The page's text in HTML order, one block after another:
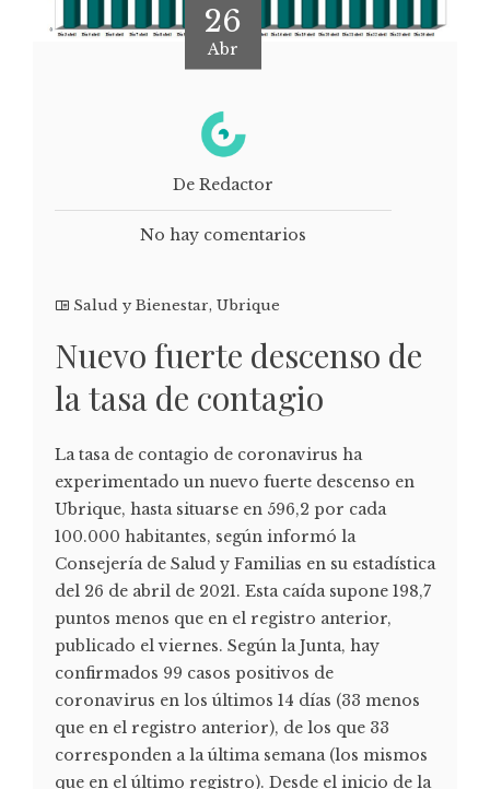
26
Abr
De Redactor
No hay comentarios
Salud y Bienestar, Ubrique
Nuevo fuerte descenso de
la tasa de contagio
La tasa de contagio de coronavirus ha
experimentado un nuevo fuerte descenso en
Ubrique, hasta situarse en 596,2 por cada
100.000 habitantes, según informó la
Consejería de Salud y Familias en su estadística
del 26 de abril de 2021. Esta caída supone 198,7
puntos menos que en el registro anterior,
publicado el viernes. Según la Junta, hay
confirmados 99 casos positivos de
coronavirus en los últimos 14 días (33 menos
que en el registro anterior), de los que 33
corresponden a la última semana (los mismos
que en el último registro). Desde el inicio de la